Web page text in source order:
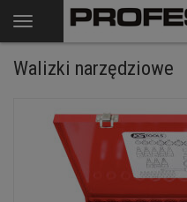
Walizki narzędziowe